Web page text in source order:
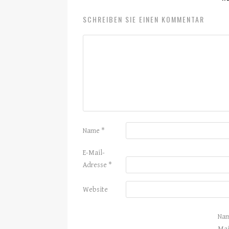
SCHREIBEN SIE EINEN KOMMENTAR
Name *
E-Mail-
Adresse *
Website